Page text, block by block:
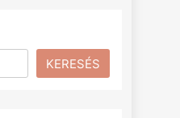
KERESÉS